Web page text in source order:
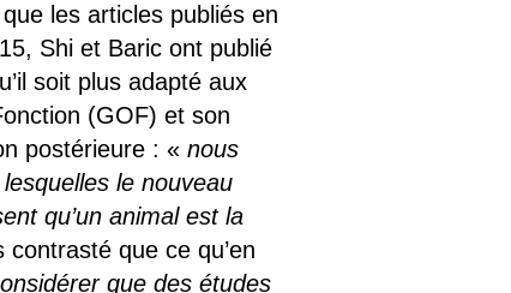
les articles publiés en
Shi et Baric ont publié
soit plus adapté aux
(GOF) et son
postérieure : «nous
le nouveau
qu’un animal est la
que ce qu’en
que des études